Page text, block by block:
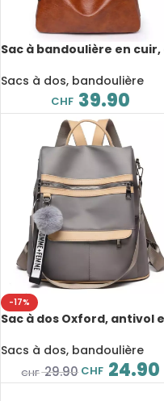
Sac à bandoulière en cuir,
vintage, décontracté et
pratique
Sacs à dos, bandoulière
CHF 39.90
-17%
Sac à dos Oxford, antivol
Sacs à dos, bandoulière
CHF29.90 CHF 24.90